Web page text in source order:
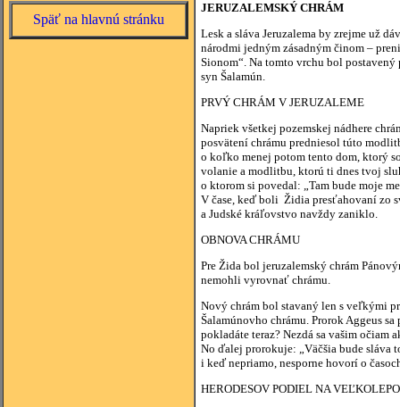
Späť na hlavnú stránku
JERUZALEMSKÝ CHRÁM
Lesk a sláva Jeruzalema by zrejme už
národmi jedným zásadným činom –
Sionom“. Na tomto vrchu bol
syn Šalamún.
PRVÝ CHRÁM V JERUZALEME
Napriek všetkej pozemskej nádhere
posvätení chrámu predniesol túto
o koľko menej potom tento dom, ktorý
volanie a modlitbu, ktorú ti dnes tvoj
o ktorom si povedal: „Tam bude moje
V čase, keď boli Židia presťahovaní zo
a Judské kráľovstvo navždy zaniklo.
OBNOVA CHRÁMU
Pre Žida bol jeruzalemský chrám
nemohli vyrovnať chrámu.
Nový chrám bol stavaný len s veľkými
Šalamúnovho chrámu. Prorok Aggeus
pokladáte teraz? Nezdá sa vašim očiam
No ďalej prorokuje: „Väčšia bude sláva
i keď nepriamo, nesporne hovorí o
HERODESOV PODIEL NA